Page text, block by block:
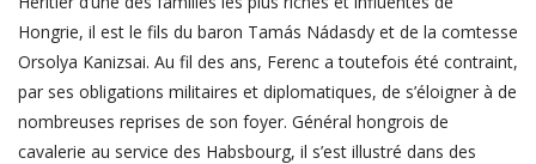
Hongrie, il est le fils du baron Tamás Nádasdy et de la comtesse
Orsolya Kanizsai. Au fil des ans, Ferenc a toutefois été contraint,
par ses obligations militaires et diplomatiques, de s’éloigner à de
nombreuses reprises de son foyer. Général hongrois de
cavalerie au service des Habsbourg, il s’est illustré dans des